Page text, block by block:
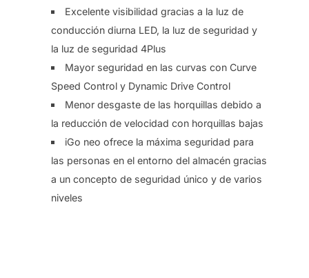
Excelente visibilidad gracias a la luz de
conducción diurna LED, la luz de seguridad y
la luz de seguridad 4Plus
Mayor seguridad en las curvas con Curve
Speed ​​Control y Dynamic Drive Control
Menor desgaste de las horquillas debido a
la reducción de velocidad con horquillas bajas
iGo neo ofrece la máxima seguridad para
las personas en el entorno del almacén gracias
a un concepto de seguridad único y de varios
niveles